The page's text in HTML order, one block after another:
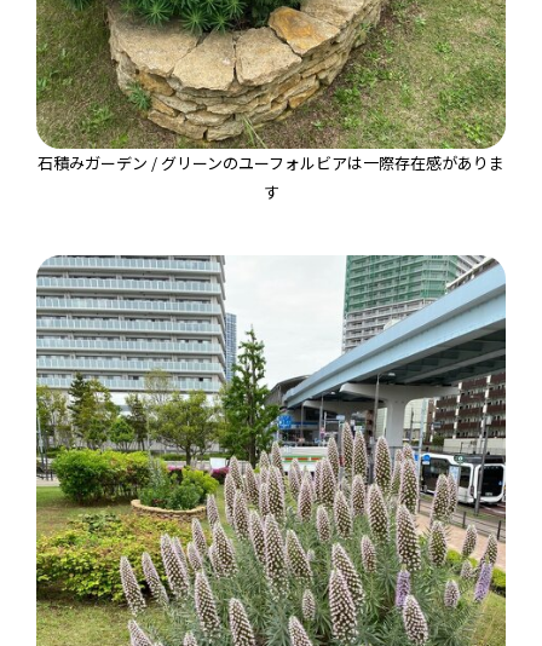
石積みガーデン / グリーンのユーフォルビアは一際存在感がありま
す